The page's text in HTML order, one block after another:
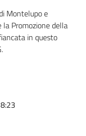
Montelupo e
la Promozione della
in questo